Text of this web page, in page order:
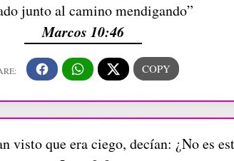
junto al camino mendigando”
Marcos 10:46
visto que era ciego, decían: ¿No es